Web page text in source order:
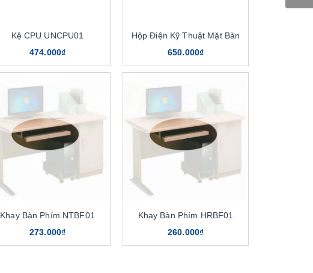
Kệ CPU UNCPU01
474.000₫
Hộp Điện Kỹ Thuật Mặt Bàn
650.000₫
Khay Bàn Phím NTBF01
273.000₫
Khay Bàn Phím HRBF01
260.000₫